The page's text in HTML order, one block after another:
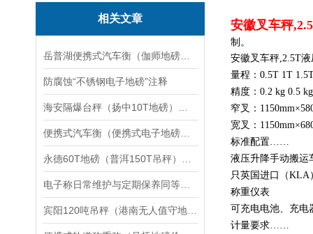
相关文章
防腐蚀“不锈钢电子地磅”注释
安徽叉车秤
制。
安徽叉车秤,2.5T
量程：0.5T 1T
精度：0.2 kg 0.5 kg
窄叉：
宽叉：
标准配置……
液压升降手动搬运
只英国进口（KLA
称重仪表
可充电电池、充电
计量要求……